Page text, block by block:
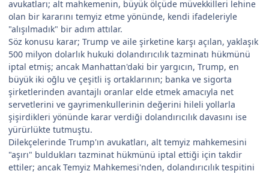
avukatları; alt mahkemenin, büyük ölçüde müvekkilleri lehine
olan bir kararını temyiz etme yönünde, kendi ifadeleriyle
"alışılmadık" bir adım attılar.
Söz konusu karar; Trump ve aile şirketine karşı açılan, yaklaşık
500 milyon dolarlık hukuki dolandırıcılık tazminatı hükmünü
iptal etmiş; ancak Manhattan'daki bir yargıcın, Trump, en
büyük iki oğlu ve çeşitli iş ortaklarının; banka ve sigorta
şirketlerinden avantajlı oranlar elde etmek amacıyla net
servetlerini ve gayrimenkullerinin değerini hileli yollarla
şişirdikleri yönünde karar verdiği dolandırıcılık davasını ise
yürürlükte tutmuştu.
Dilekçelerinde Trump'ın avukatları, alt temyiz mahkemesini
"aşırı" buldukları tazminat hükmünü iptal ettiği için takdir
ettiler; ancak Temyiz Mahkemesi'nden, dolandırıcılık tespitini